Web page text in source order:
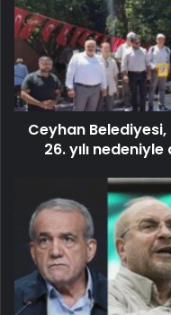
Ceyhan
26. yılı